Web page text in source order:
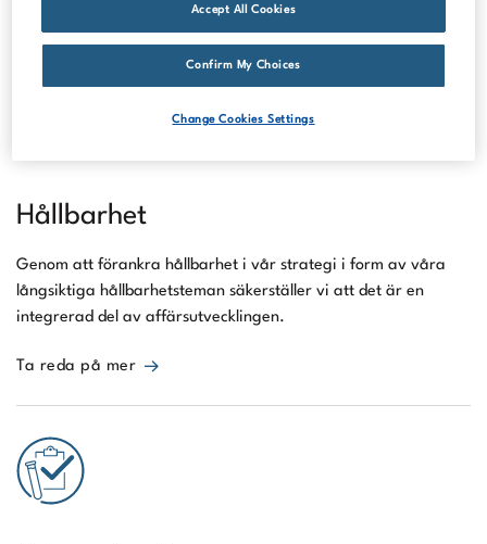
Hållbarhet
Genom att förankra hållbarhet i vår strategi i form av våra
långsiktiga hållbarhetsteman säkerställer vi att det är en
integrerad del av affärsutvecklingen.
Ta reda på mer
Accept All Cookies
Confirm My Choices
Change Cookies Settings